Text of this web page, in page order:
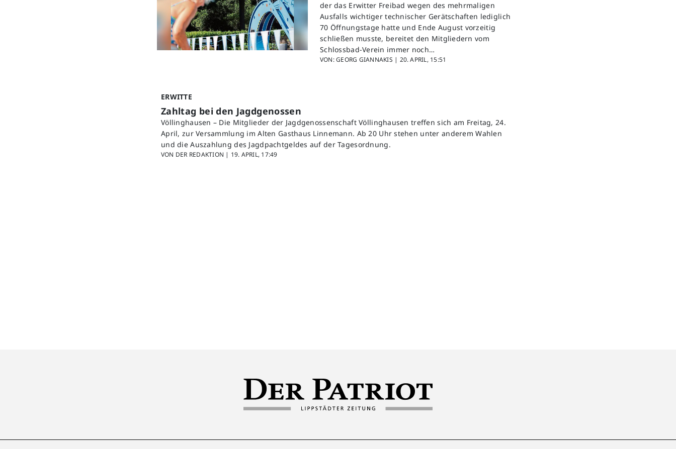
der das Erwitter Freibad wegen des mehrmaligen
Ausfalls wichtiger technischer Gerätschaften lediglich
70 Öffnungstage hatte und Ende August vorzeitig
schließen musste, bereitet den Mitgliedern vom
Schlossbad-Verein immer noch…
VON: GEORG GIANNAKIS | 20. APRIL, 15:51
ERWITTE
Zahltag bei den Jagdgenossen
Völlinghausen – Die Mitglieder der Jagdgenossenschaft Völlinghausen treffen sich am Freitag, 24.
April, zur Versammlung im Alten Gasthaus Linnemann. Ab 20 Uhr stehen unter anderem Wahlen
und die Auszahlung des Jagdpachtgeldes auf der Tagesordnung.
VON DER REDAKTION | 19. APRIL, 17:49